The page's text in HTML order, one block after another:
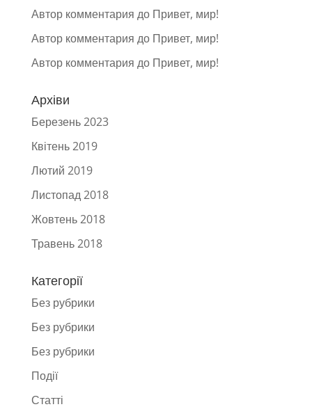
Автор комментария до Привет, мир!
Автор комментария до Привет, мир!
Автор комментария до Привет, мир!
Архіви
Березень 2023
Квітень 2019
Лютий 2019
Листопад 2018
Жовтень 2018
Травень 2018
Категорії
Без рубрики
Без рубрики
Без рубрики
Події
Статті